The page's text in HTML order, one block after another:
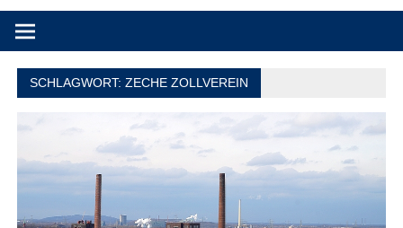
Produkttests und Buchrezensionen. Ein Blog für alle, die gern
SCHLAGWORT:ZECHE ZOLLVEREIN